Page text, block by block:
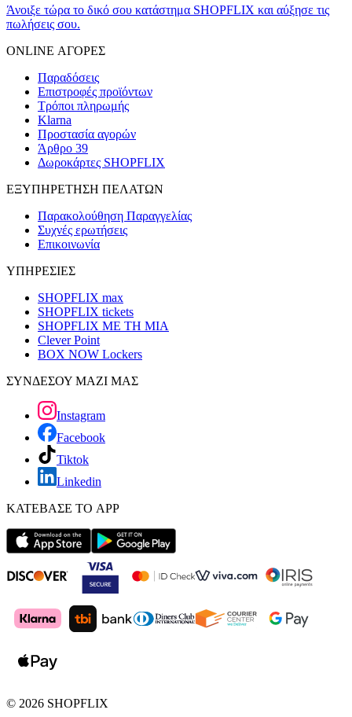
Άνοιξε τώρα το δικό σου κατάστημα SHOPFLIX και αύξησε τις
πωλήσεις σου.
ONLINE ΑΓΟΡΕΣ
Παραδόσεις
Επιστροφές προϊόντων
Τρόποι πληρωμής
Klarna
Προστασία αγορών
Άρθρο 39
Δωροκάρτες SHOPFLIX
ΕΞΥΠΗΡΕΤΗΣΗ ΠΕΛΑΤΩΝ
Παρακολούθηση Παραγγελίας
Συχνές ερωτήσεις
Επικοινωνία
ΥΠΗΡΕΣΙΕΣ
SHOPFLIX max
SHOPFLIX tickets
SHOPFLIX ΜΕ ΤΗ ΜΙΑ
Clever Point
BOX NOW Lockers
ΣΥΝΔΕΣΟΥ ΜΑΖΙ ΜΑΣ
Instagram
Facebook
Tiktok
Linkedin
ΚΑΤΕΒΑΣΕ ΤΟ APP
© 2026 SHOPFLIX